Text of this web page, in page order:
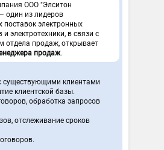
ООО "Элситон
один из лидеров
поставок электронных
и электротехники, в связи с
отдела продаж, открывает
продаж.
существующими клиентами
клиентской базы.
обработка запросов
отслеживание сроков